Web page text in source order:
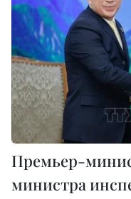
Премьер-
министра